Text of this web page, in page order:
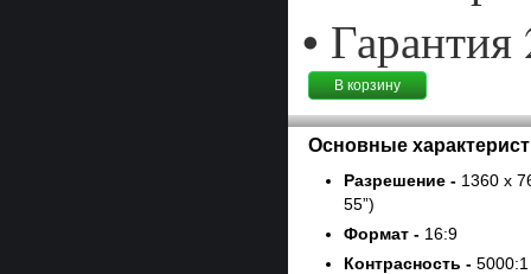
• Гарантия
В корзину
Основные
Разрешение - 1360 x
55”)
Формат - 16:9
Контрасность - 5000:1